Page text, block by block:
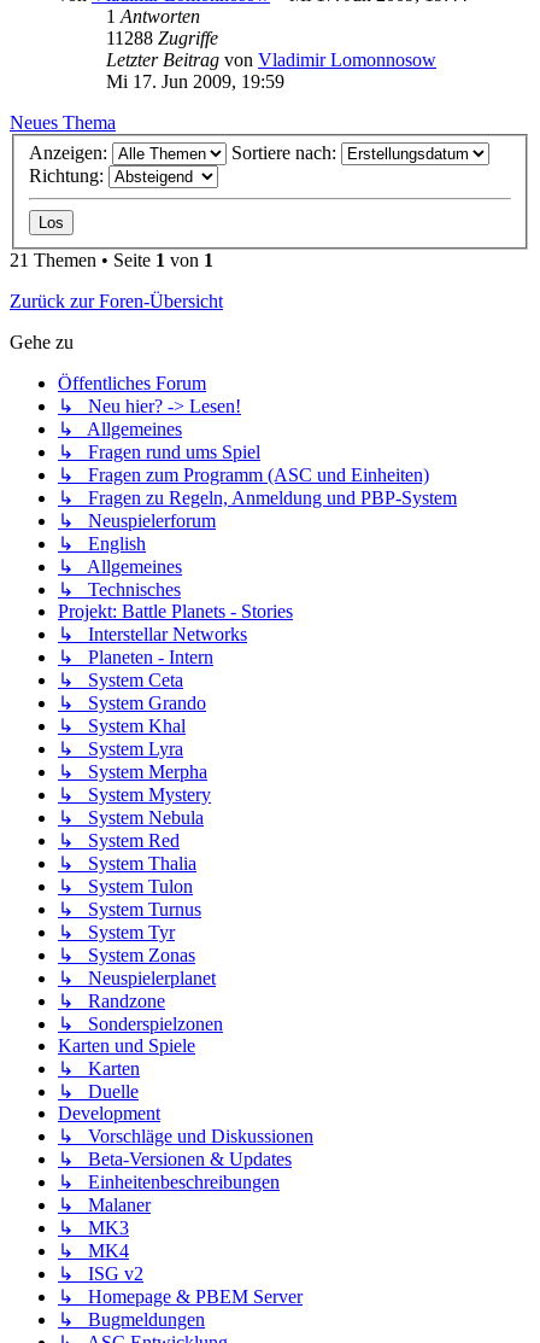
1 Antworten
11288 Zugriffe
Letzter Beitrag von Vladimir Lomonnosow
Mi 17. Jun 2009, 19:59
Neues Thema
Anzeigen:
Sortiere nach:
Richtung:
21 Themen • Seite 1 von 1
Zurück zur Foren-Übersicht
Gehe zu
Öffentliches Forum
↳ Neu hier? -> Lesen!
↳ Allgemeines
↳ Fragen rund ums Spiel
↳ Fragen zum Programm (ASC und Einheiten)
↳ Fragen zu Regeln, Anmeldung und PBP-System
↳ Neuspielerforum
↳ English
↳ Allgemeines
↳ Technisches
Projekt: Battle Planets - Stories
↳ Interstellar Networks
↳ Planeten - Intern
↳ System Ceta
↳ System Grando
↳ System Khal
↳ System Lyra
↳ System Merpha
↳ System Mystery
↳ System Nebula
↳ System Red
↳ System Thalia
↳ System Tulon
↳ System Turnus
↳ System Tyr
↳ System Zonas
↳ Neuspielerplanet
↳ Randzone
↳ Sonderspielzonen
Karten und Spiele
↳ Karten
↳ Duelle
Development
↳ Vorschläge und Diskussionen
↳ Beta-Versionen & Updates
↳ Einheitenbeschreibungen
↳ Malaner
↳ MK3
↳ MK4
↳ ISG v2
↳ Homepage & PBEM Server
↳ Bugmeldungen